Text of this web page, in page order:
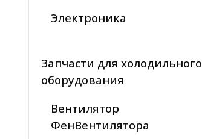
Электроника
Запчасти для холодильного
оборудования
Вентилятор
ФенВентилятора